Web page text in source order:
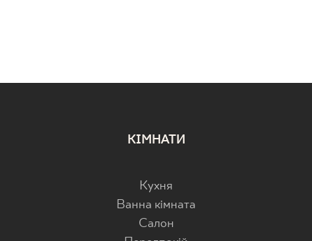
КІМНАТИ
Кухня
Ванна кімната
Салон